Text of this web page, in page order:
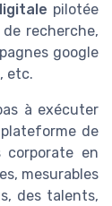
pilotée
recherche,
google
etc.
à exécuter
de
corporate en
mesurables
des talents,